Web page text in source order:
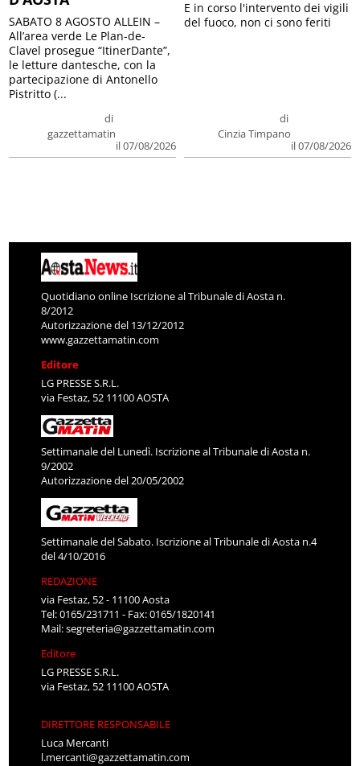
di
gazzettamatin
il 07/08/2026
SABATO 8 AGOSTO ALLEIN –
All’area verde Le Plan-de-
Clavel prosegue “ItinerDante”,
le letture dantesche, con la
partecipazione di Antonello
Pistritto (...
di
Cinzia Timpano
il 07/08/2026
E in corso l'intervento dei vigili
del fuoco, non ci sono feriti
Quotidiano online Iscrizione al Tribunale di Aosta n.
8/2012
Autorizzazione del 13/12/2012
www.gazzettamatin.com
Editore
LG PRESSE S.R.L.
via Festaz, 52 11100 AOSTA
Settimanale del Lunedì. Iscrizione al Tribunale di Aosta n.
9/2002
Autorizzazione del 20/05/2002
Settimanale del Sabato. Iscrizione al Tribunale di Aosta n.4
del 4/10/2016
REDAZIONE
via Festaz, 52 - 11100 Aosta
Tel: 0165/231711 - Fax: 0165/1820141
Mail:segreteria@gazzettamatin.com
Editore
LG PRESSE S.R.L.
via Festaz, 52 11100 AOSTA
DIRETTORE RESPONSABILE
Luca Mercanti
l.mercanti@gazzettamatin.com